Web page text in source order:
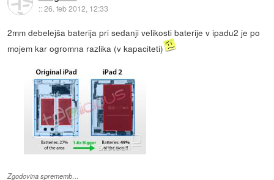
::26. feb 2012, 12:33
2mm debelejša baterija pri sedanji velikosti baterije v ipadu2 je po
mojem kar ogromna razlika (v kapaciteti)
Zgodovina sprememb…